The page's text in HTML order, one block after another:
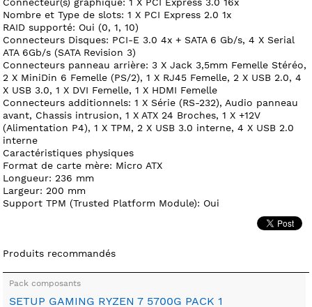
Nombre et Type de slots: 1 X PCI Express 2.0 1x
RAID supporté: Oui (0, 1, 10)
Connecteurs Disques: PCI-E 3.0 4x + SATA 6 Gb/s, 4 X Serial
ATA 6Gb/s (SATA Revision 3)
Connecteurs panneau arrière: 3 X Jack 3,5mm Femelle Stéréo,
2 X MiniDin 6 Femelle (PS/2), 1 X RJ45 Femelle, 2 X USB 2.0, 4
X USB 3.0, 1 X DVI Femelle, 1 X HDMI Femelle
Connecteurs additionnels: 1 X Série (RS-232), Audio panneau
avant, Chassis intrusion, 1 X ATX 24 Broches, 1 X +12V
(Alimentation P4), 1 X TPM, 2 X USB 3.0 interne, 4 X USB 2.0
interne
Caractéristiques physiques
Format de carte mère: Micro ATX
Longueur: 236 mm
Largeur: 200 mm
Support TPM (Trusted Platform Module): Oui
Produits recommandés
Pack composants
SETUP GAMING RYZEN 7 5700G PACK 1